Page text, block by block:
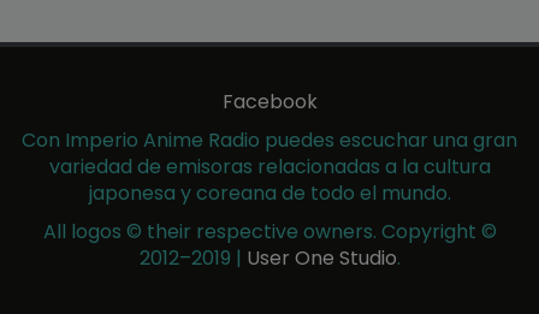
Facebook
Con Imperio Anime Radio puedes escuchar una gran
variedad de emisoras relacionadas a la cultura
japonesa y coreana de todo el mundo.
All logos © their respective owners. Copyright ©
2012–2019 | User One Studio.